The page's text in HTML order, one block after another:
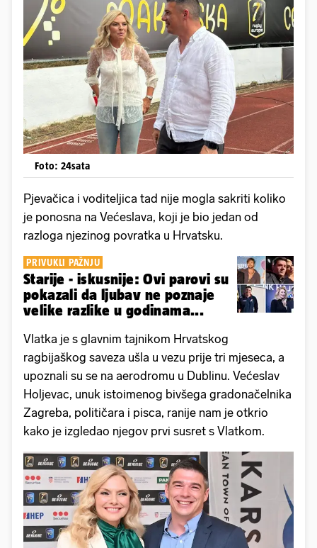
Foto: 24sata
Pjevačica i voditeljica tad nije mogla sakriti koliko
je ponosna na Većeslava, koji je bio jedan od
razloga njezinog povratka u Hrvatsku.
PRIVUKLI PAŽNJU
Starije - iskusnije: Ovi parovi su
pokazali da ljubav ne poznaje
velike razlike u godinama...
Vlatka je s glavnim tajnikom Hrvatskog
ragbijaškog saveza ušla u vezu prije tri mjeseca, a
upoznali su se na aerodromu u Dublinu. Većeslav
Holjevac, unuk istoimenog bivšega gradonačelnika
Zagreba, političara i pisca, ranije nam je otkrio
kako je izgledao njegov prvi susret s Vlatkom.